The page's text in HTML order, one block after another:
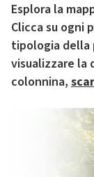
Esplora la
Clicca su ogni
tipologia della
visualizzare la
colonnina,